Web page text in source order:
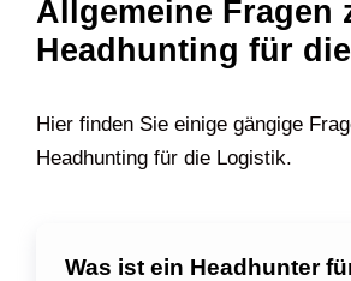
Allgemeine Fragen
Headhunting für
Hier finden Sie einige gängige
Headhunting für die Logistik.
Was ist ein Headhunter